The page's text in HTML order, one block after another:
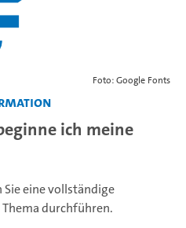
Foto: Google Fonts
ich meine
eine vollständige
durchführen.